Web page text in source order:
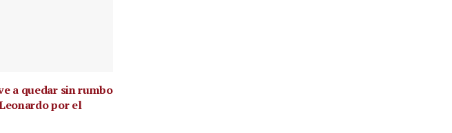
a quedar sin rumbo
por el